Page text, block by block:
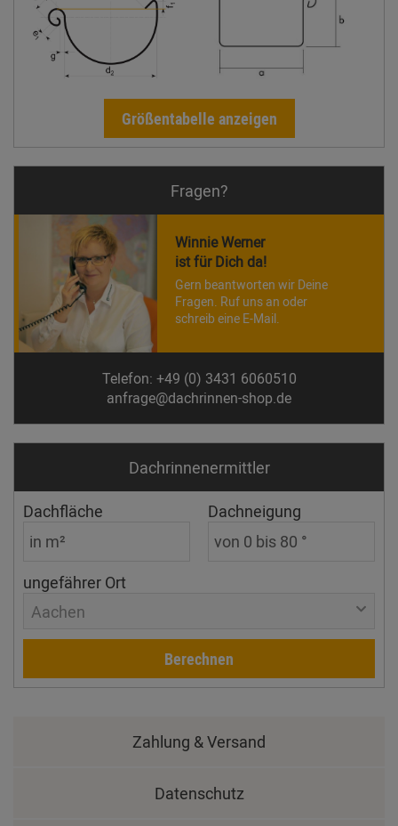
Größentabelle anzeigen
Fragen?
Winnie Werner
ist für Dich da!
Gern beantworten wir Deine
Fragen. Ruf uns an oder
schreib eine E-Mail.
Telefon: +49 (0) 3431 6060510
anfrage@dachrinnen-shop.de
Dachrinnen­ermittler
Dachfläche Dachneigung
ungefährer Ort
Aachen
Berechnen
Zahlung & Versand
Datenschutz